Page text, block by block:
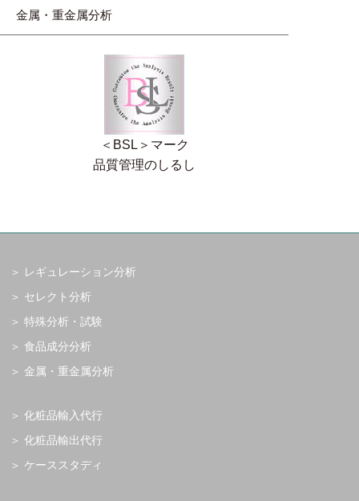
金属・重金属分析
＜BSL＞マーク
品質管理のしるし
レギュレーション分析
セレクト分析
特殊分析・試験
食品成分分析
金属・重金属分析
化粧品輸入代行
化粧品輸出代行
ケーススタディ